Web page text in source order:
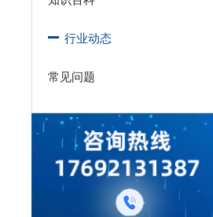
行业动态
常见问题